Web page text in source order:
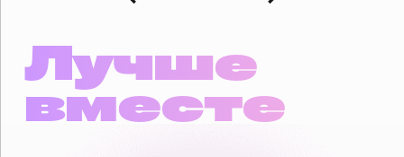
Лучше
вместе